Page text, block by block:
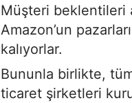
Müşteri beklentileri
Amazon’un
kalıyorlar.
Bununla birlikte,
ticaret şirketleri